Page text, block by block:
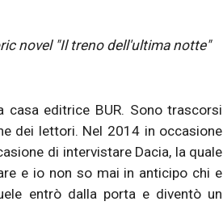
novel "Il treno dell'ultima notte"
editrice BUR. Sono trascorsi
dei lettori. Nel 2014 in occasione
di intervistare Dacia, la quale
e io non so mai in anticipo chi e
entrò dalla porta e diventò un